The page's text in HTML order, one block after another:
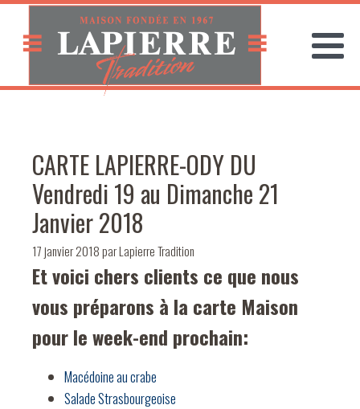
CARTE LAPIERRE-ODY DU
Vendredi 19 au Dimanche 21
Janvier 2018
17 janvier 2018parLapierre Tradition
Et voici chers clients ce que nous
vous préparons à la carte Maison
pour le week-end prochain:
Macédoine au crabe
Salade Strasbourgeoise